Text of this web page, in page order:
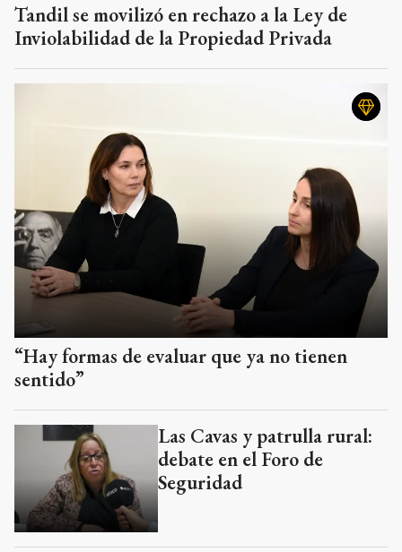
Tandil se movilizó en rechazo a la Ley de
Inviolabilidad de la Propiedad Privada
“Hay formas de evaluar que ya no tienen
sentido”
Las Cavas y patrulla rural:
debate en el Foro de
Seguridad